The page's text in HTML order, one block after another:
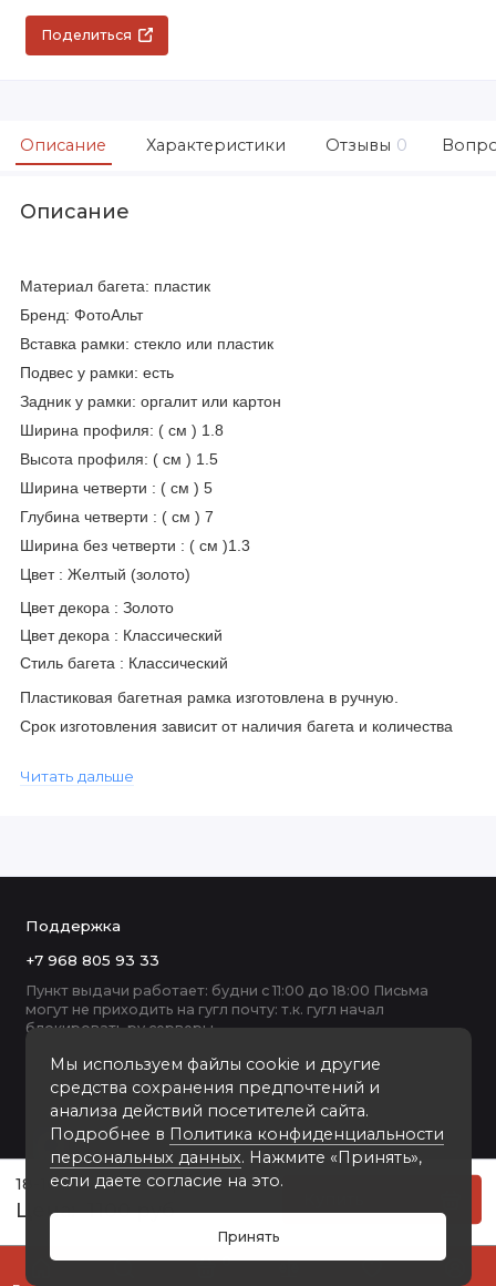
0
18-16 пластиковая рамка 30-40
1100 руб
Поделиться
Описание Характеристики Отзывы 0
Описание
Материал багета: пластик
Бренд: ФотоАльт
Вставка рамки: стекло или пластик
Подвес у рамки: есть
Задник у рамки: оргалит или картон
Ширина профиля: ( см ) 1.8
Высота профиля: ( см ) 1.5
Ширина четверти : ( см ) 5
Глубина четверти : ( см ) 7
Ширина без четверти : ( см )1.3
Цвет : Желтый (золото)
Цвет декора : Золото
Цвет декора : Классический
Стиль багета : Классический
Пластиковая багетная рамка изготовлена в ручную.
Срок изготовления зависит от наличия багета и количества
Читать дальше
Мы используем файлы cookie и другие
средства сохранения предпочтений и
анализа действий посетителей сайта.
Подробнее в Политика конфиденциальности
персональных данных. Нажмите «Принять»,
если даете согласие на это.
Принять
Поддержка
+7 968 805 93 33
Пункт выдачи работает: будни с 11:00 до 18:00 Письма
могут не приходить на гугл почту: т.к. гугл начал
блокировать ру серверы